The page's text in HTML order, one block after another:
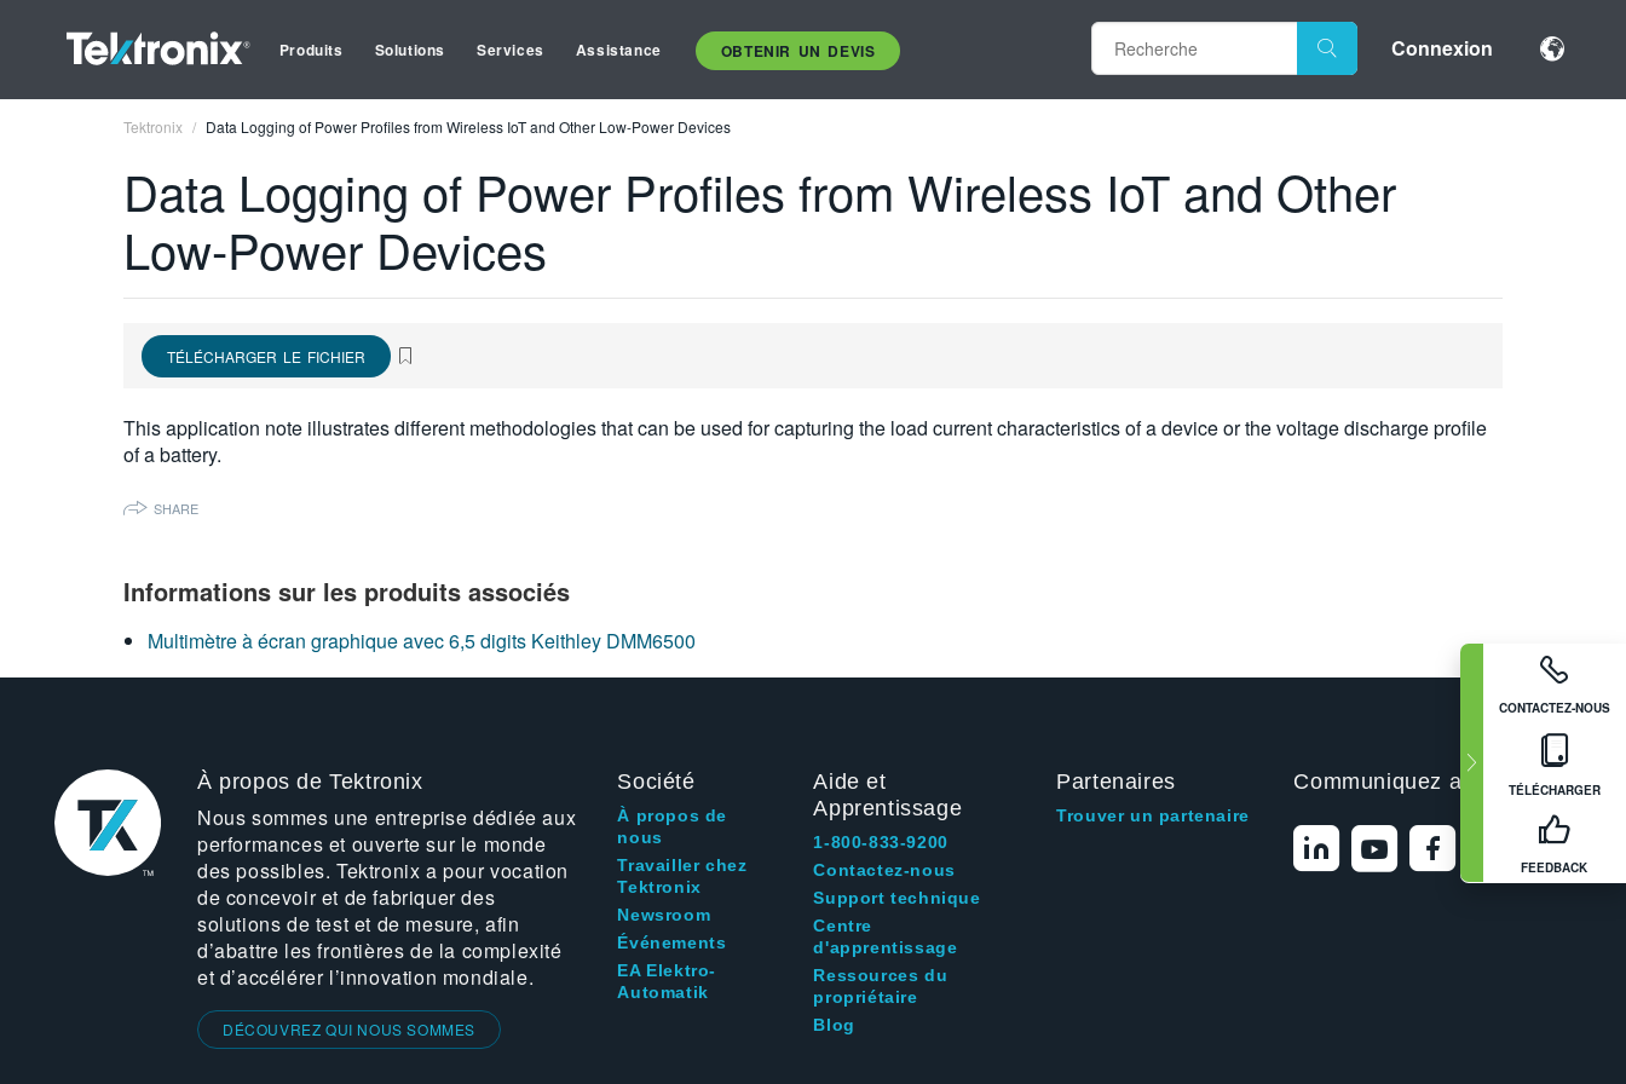
Produits Solutions Services Assistance OBTENIR UN DEVIS Connexion
CONTACTEZ-NOUS
TÉLÉCHARGER
FEEDBACK
Tektronix Data Logging of Power Profiles from Wireless IoT and Other Low-Power Devices
Data Logging of Power Profiles from Wireless IoT and Other
Low-Power Devices
TÉLÉCHARGER LE FICHIER
This application note illustrates different methodologies that can be used for capturing the load current characteristics of a device or the voltage discharge profile
of a battery.
SHARE
Informations sur les produits associés
Multimètre à écran graphique avec 6,5 digits Keithley DMM6500
À propos de Tektronix
Nous sommes une entreprise dédiée aux
performances et ouverte sur le monde
des possibles. Tektronix a pour vocation
de concevoir et de fabriquer des
solutions de test et de mesure, afin
d’abattre les frontières de la complexité
et d’accélérer l’innovation mondiale.
DÉCOUVREZ QUI NOUS SOMMES
Société
À propos de
nous
Travailler chez
Tektronix
Newsroom
Événements
EA Elektro-
Automatik
Aide et
Apprentissage
1-800-833-9200
Contactez-nous
Support technique
Centre
d'apprentissage
Ressources du
propriétaire
Blog
Partenaires
Trouver un partenaire
Communiquez avec nous